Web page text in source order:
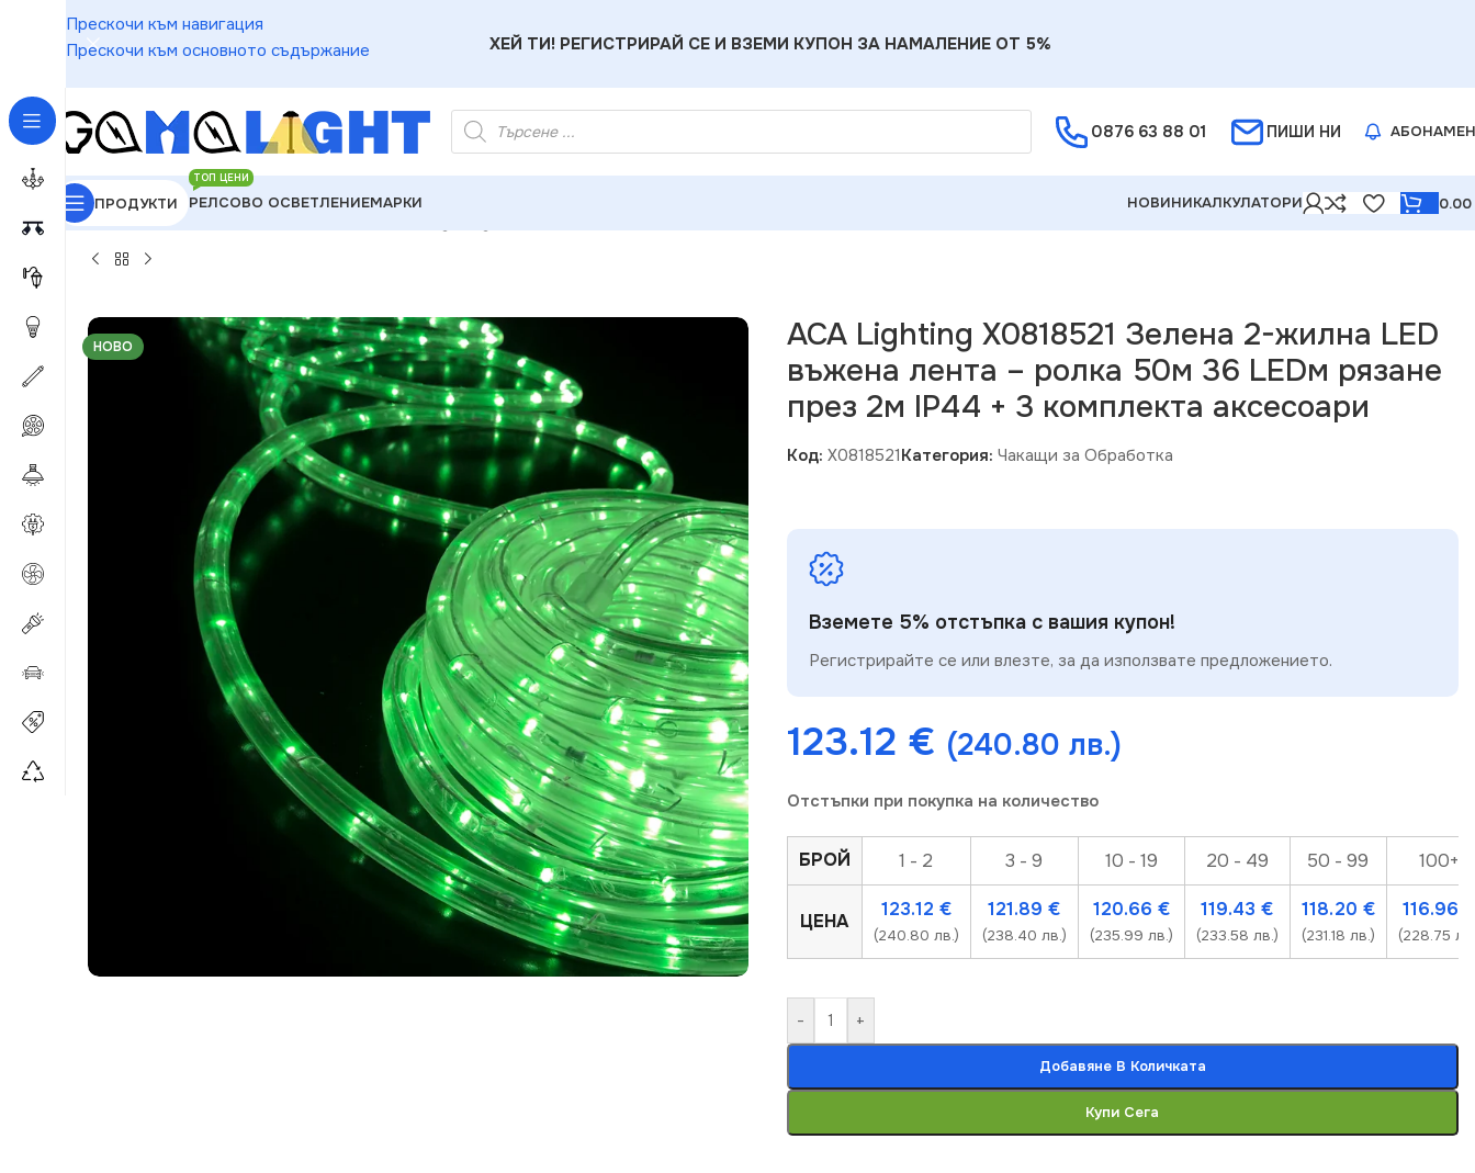
Прескочи към навигация
Прескочи към основното съдържание
ХЕЙ ТИ! РЕГИСТРИРАЙ СЕ И ВЗЕМИ КУПОН ЗА НАМАЛЕНИЕ ОТ 5%
0876 63 88 01 ПИШИ НИ
ПРОДУКТИ РЕЛСОВО ОСВЕТЛЕНИЕ
ТОП ЦЕНИ
МАРКИ НОВИНИКАЛКУЛАТОРИ 0.00
GAMALIGHT»
НОВО
ACA Lighting X0818521 Зелена 2-жилна LED
въжена лента – ролка 50м 36 LEDм рязане
през 2м IP44 + 3 комплекта аксесоари
Код: X0818521Категория: Чакащи за Обработка
Вземете 5% отстъпка с вашия купон!
Регистрирайте се или влезте, за да използвате предложението.
123.12 € (240.80 лв.)
Отстъпки при покупка на количество
БРОЙ 1 - 2 3 - 9 10 - 19 20 - 49 50 - 99 100+
ЦЕНА
123.12 €
(240.80 лв.)
121.89€
(238.40 лв.)
120.66 €
(235.99 лв.)
119.43€
(233.58 лв.)
118.20 €
(231.18 лв.)
116.96
(228.75
- +
Добавяне В Количката
Купи Сега